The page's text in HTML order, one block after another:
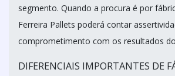
segmento. Quando a procura é por
Ferreira Pallets poderá contar
comprometimento com os resultados
DIFERENCIAIS IMPORTANTES DE